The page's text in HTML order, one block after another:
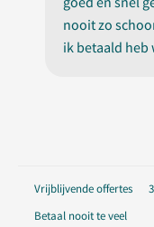
nooit zo
ik betaald heb
Vrijblijvende offertes
Betaal nooit te veel